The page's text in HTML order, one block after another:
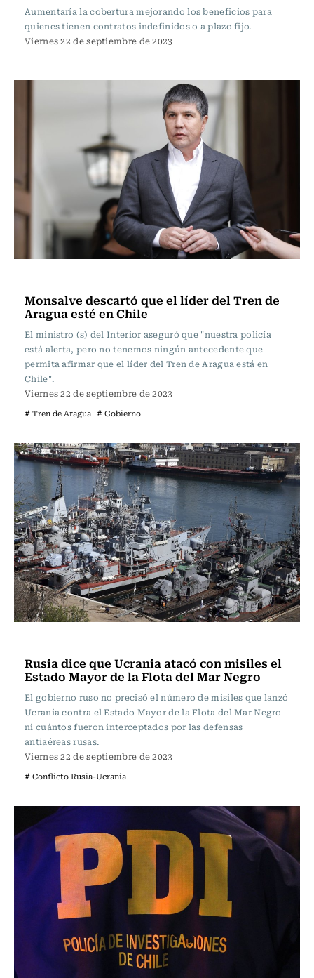
Aumentaría la cobertura mejorando los beneficios para
quienes tienen contratos indefinidos o a plazo fijo.
Viernes 22 de septiembre de 2023
Monsalve descartó que el líder del Tren de
Aragua esté en Chile
El ministro (s) del Interior aseguró que "nuestra policía
está alerta, pero no tenemos ningún antecedente que
permita afirmar que el líder del Tren de Aragua está en
Chile".
Viernes 22 de septiembre de 2023
# Tren de Aragua # Gobierno
Rusia dice que Ucrania atacó con misiles el
Estado Mayor de la Flota del Mar Negro
El gobierno ruso no precisó el número de misiles que lanzó
Ucrania contra el Estado Mayor de la Flota del Mar Negro
ni cuántos fueron interceptados por las defensas
antiaéreas rusas.
Viernes 22 de septiembre de 2023
# Conflicto Rusia-Ucrania